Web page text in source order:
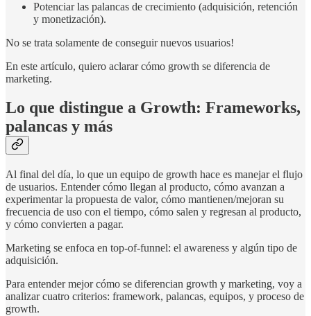
Potenciar las palancas de crecimiento (adquisición, retención
y monetización).
No se trata solamente de conseguir nuevos usuarios!
En este artículo, quiero aclarar cómo growth se diferencia de
marketing.
Lo que distingue a Growth: Frameworks,
palancas y más
Al final del día, lo que un equipo de growth hace es manejar el flujo
de usuarios. Entender cómo llegan al producto, cómo avanzan a
experimentar la propuesta de valor, cómo mantienen/mejoran su
frecuencia de uso con el tiempo, cómo salen y regresan al producto,
y cómo convierten a pagar.
Marketing se enfoca en top-of-funnel: el awareness y algún tipo de
adquisición.
Para entender mejor cómo se diferencian growth y marketing, voy a
analizar cuatro criterios: framework, palancas, equipos, y proceso de
growth.